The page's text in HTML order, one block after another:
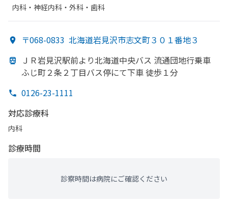
内科・​神経内科・​外科・​歯科
〒068-0833 北海道岩見沢市志文町３０１番地３
ＪＲ岩見沢駅前より北海道中央バス 流通団地行乗車
ふじ町２条２丁目バス停にて下車 徒歩１分
0126-23-1111
対応診療科
内科
診療時間
診察時間は病院にご確認ください